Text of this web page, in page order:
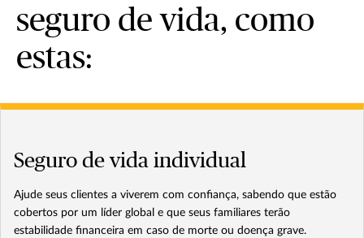
seguro de vida, como
estas:
Seguro de vida individual
Ajude seus clientes a viverem com confiança, sabendo que estão
cobertos por um líder global e que seus familiares terão
estabilidade financeira em caso de morte ou doença grave.